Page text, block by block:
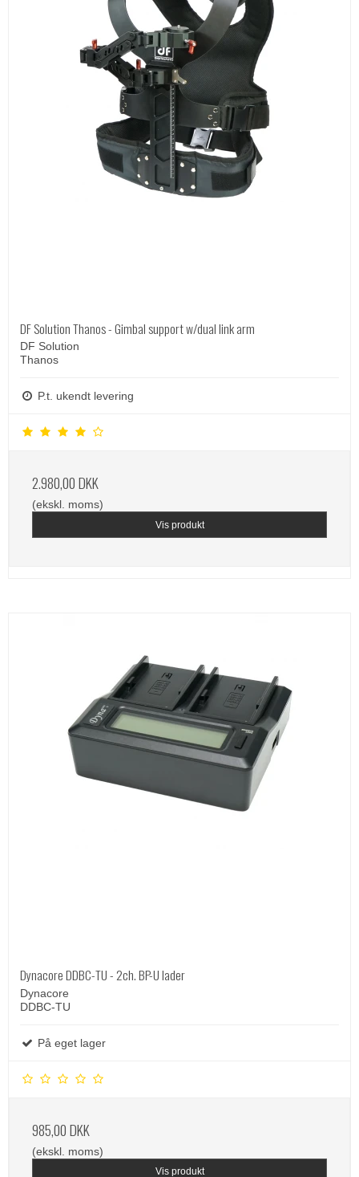
DF Solution Thanos - Gimbal support w/dual link arm
DF Solution
Thanos
P.t. ukendt levering
2.980,00 DKK
(ekskl. moms)
Vis produkt
Dynacore DDBC-TU - 2ch. BP-U lader
Dynacore
DDBC-TU
På eget lager
985,00 DKK
(ekskl. moms)
Vis produkt